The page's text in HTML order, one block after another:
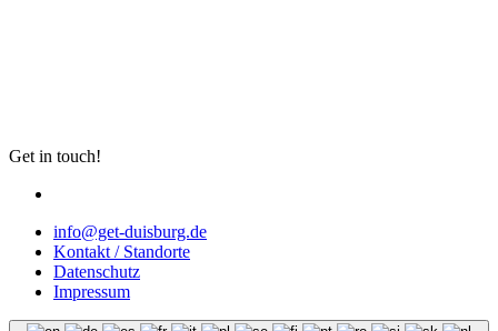
Get in touch!
info@get-duisburg.de
Kontakt / Standorte
Datenschutz
Impressum